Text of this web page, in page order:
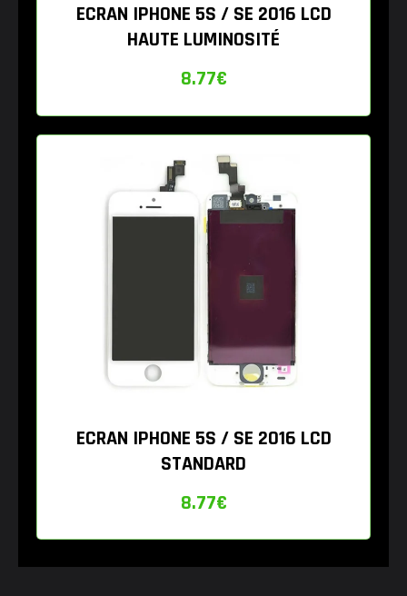
ECRAN IPHONE 5S / SE 2016 LCD
HAUTE LUMINOSITÉ
8.77€
ECRAN IPHONE 5S / SE 2016 LCD
STANDARD
8.77€